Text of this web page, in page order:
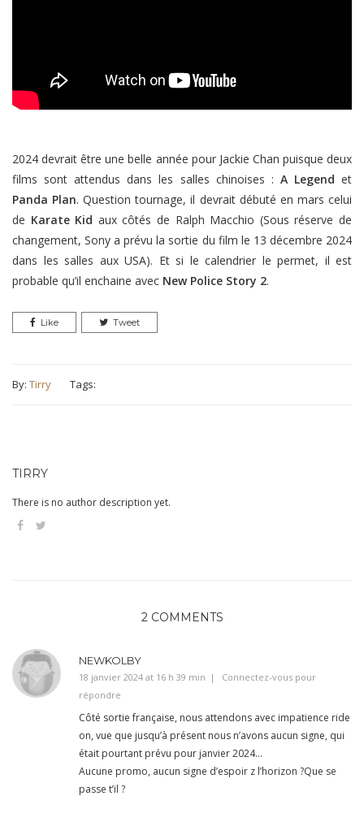
2024 devrait être une belle année pour Jackie Chan puisque deux
films sont attendus dans les salles chinoises : A Legend et
Panda Plan. Question tournage, il devrait débuté en mars celui
de Karate Kid aux côtés de Ralph Macchio (Sous réserve de
changement, Sony a prévu la sortie du film le 13 décembre 2024
dans les salles aux USA). Et si le calendrier le permet, il est
probable qu’il enchaine avec New Police Story 2.
Like Tweet
By: Tirry Tags:
TIRRY
There is no author description yet.
2 COMMENTS
NEWKOLBY
18 janvier 2024 at 16 h 39 min
Connectez-vous pour
répondre
Côté sortie française, nous attendons avec impatience ride
on, vue que jusqu’à présent nous n’avons aucun signe, qui
était pourtant prévu pour janvier 2024…
Aucune promo, aucun signe d’espoir z l’horizon ?Que se
passe t’il ?